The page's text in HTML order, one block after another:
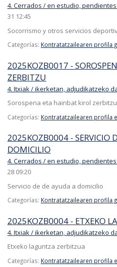
4. Cerrados / en estudio,
31 12:45
Socorrismo y otros servicios
Categorías: Kontratatzailearen profila
2025KOZB0017 -
ZERBITZU
4. Itxiak / ikerketan, adjudikatzeko
Sorospena eta hainbat kirol zerbitzu
Categorías: Kontratatzailearen profila
2025KOZB0004 - SERVICIO
DOMICILIO
4. Cerrados / en estudio,
28 09:20
Servicio de de ayuda a domicilio
Categorías: Kontratatzailearen profila
2025KOZB0004 - ETXEKO
4. Itxiak / ikerketan, adjudikatzeko
Etxeko laguntza zerbitzua
Categorías: Kontratatzailearen profila